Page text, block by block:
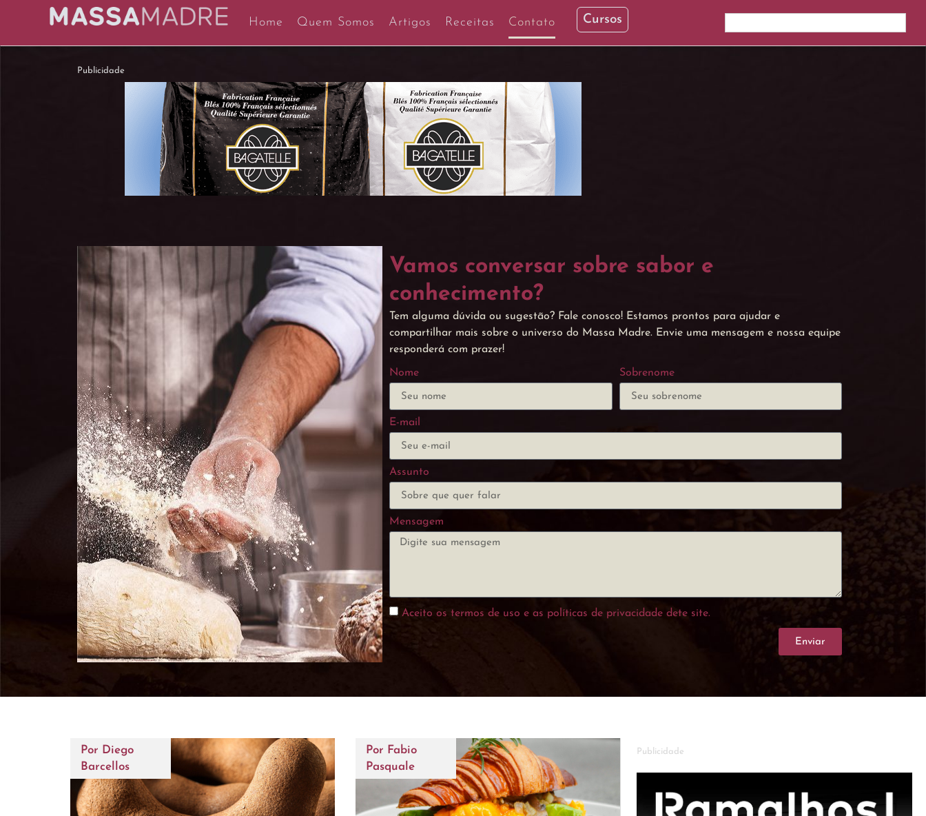
Home Quem Somos Artigos Receitas Contato Cursos
Publicidade
Vamos conversar sobre sabor e
conhecimento?
Tem alguma dúvida ou sugestão? Fale conosco! Estamos prontos para ajudar e
compartilhar mais sobre o universo do Massa Madre. Envie uma mensagem e nossa equipe
responderá com prazer!
Nome Sobrenome
E-mail
Assunto
Mensagem
Aceito os termos de uso e as políticas de privacidade dete site.
Enviar
Por Diego
Barcellos
Por Fabio
Pasquale
Publicidade